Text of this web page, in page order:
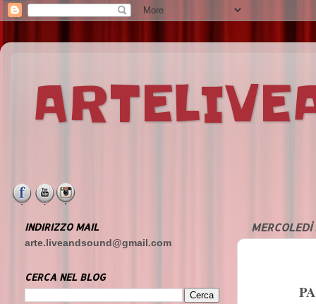
INDIRIZZO MAIL
arte.liveandsound@gmail.com
CERCA NEL BLOG